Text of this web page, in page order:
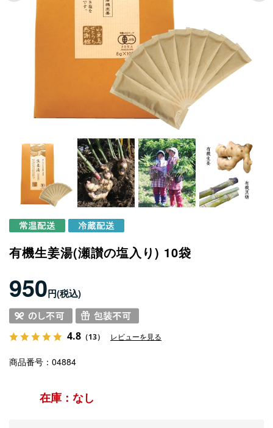
有機生姜湯(瀬讃の塩入り) 10袋
950円
商品番号 04884
在庫：なし
4.8 （13） レビューを見る